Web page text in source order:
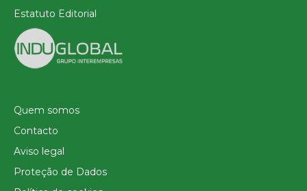
Estatuto Editorial
Quem somos
Contacto
Aviso legal
Proteção de Dados